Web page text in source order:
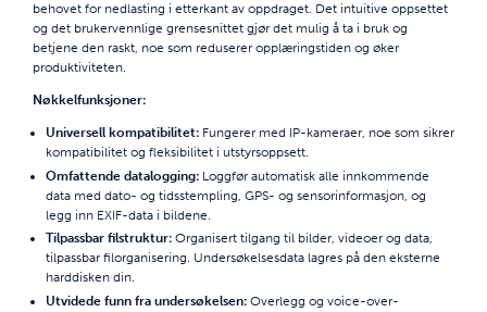
behovet for nedlasting i etterkant av oppdraget. Det intuitive oppsettet
og det brukervennlige grensesnittet gjør det mulig å ta i bruk og
betjene den raskt, noe som reduserer opplæringstiden og øker
produktiviteten.
Nøkkelfunksjoner:
Universell kompatibilitet: Fungerer med IP-kameraer, noe som sikrer
kompatibilitet og fleksibilitet i utstyrsoppsett.
Omfattende datalogging: Loggfør automatisk alle innkommende
data med dato- og tidsstempling, GPS- og sensorinformasjon, og
legg inn EXIF-data i bildene.
Tilpassbar filstruktur: Organisert tilgang til bilder, videoer og data,
tilpassbar filorganisering. Undersøkelsesdata lagres på den eksterne
harddisken din.
Utvidede funn fra undersøkelsen: Overlegg og voice-over-